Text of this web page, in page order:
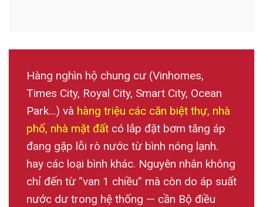
Hàng nghìn hộ chung cư (Vinhomes,
Times City, Royal City, Smart City, Ocean
Park…) và hàng triệu các căn biệt thự, nhà
phố, nhà mặt đất có lắp đặt bơm tăng áp
đang gặp lỗi rò nước từ bình nóng lạnh.
hay các loại bình khác. Nguyên nhân không
chỉ đến từ “van 1 chiều” mà còn do áp suất
nước dư trong hệ thống — cần Bộ điều